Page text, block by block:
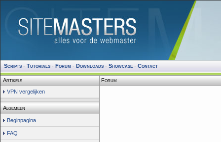
Scripts - Tutorials - Forum - Downloads - Showcase - Contact
Artikels
VPN vergelijken
Algemeen
Beginpagina
FAQ
Forum